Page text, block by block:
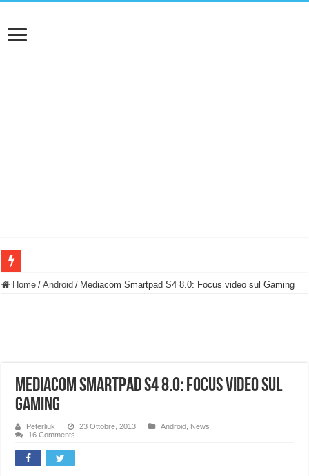
BASTA FATICARE! Questo robot tagliaerba lo appoggi e fa tutto lui! (Senza
Cecotec Millor, recensione della mountain bike elettrica biammortizzata.
BENKS OMNIWARRIOR: Più di un semplice vetro temperato!
Brondi Amico Vero 4G: Focus su SOS, sicurezza e controllo da remoto.
Home / Android / Mediacom Smartpad S4 8.0: Focus video sul Gaming
Mediacom Smartpad S4 8.0: Focus video sul
Gaming
Peterliuk 23 Ottobre, 2013 Android News
16 Comments